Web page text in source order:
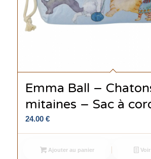
Emma Ball –
mitaines – Sac à
24.00 €
Ajouter au panier